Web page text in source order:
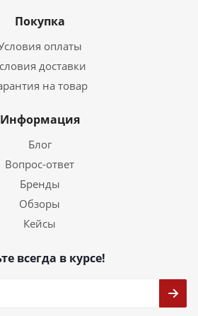
Покупка
оплаты
доставки
на товар
Информация
Блог
Вопрос-ответ
Бренды
Обзоры
Кейсы
всегда в курсе!